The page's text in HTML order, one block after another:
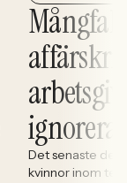
ignorera
Det senaste
kvinnor inom